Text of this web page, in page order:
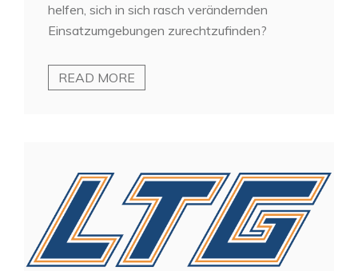
helfen, sich in sich rasch verändernden
Einsatzumgebungen zurechtzufinden?
READ MORE